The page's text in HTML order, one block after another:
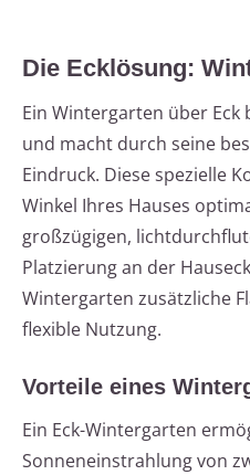
Die Ecklösung:
Ein Wintergarten über
und macht durch seine
Eindruck. Diese spezielle
Winkel Ihres Hauses
großzügigen,
Platzierung an der
Wintergarten zusätzliche
flexible Nutzung.
Vorteile eines
Ein Eck-Wintergarten
Sonneneinstrahlung von